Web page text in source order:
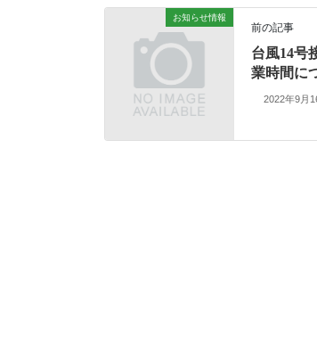
お知らせ情報
前の記事
台風14号
業時間に
2022年9月